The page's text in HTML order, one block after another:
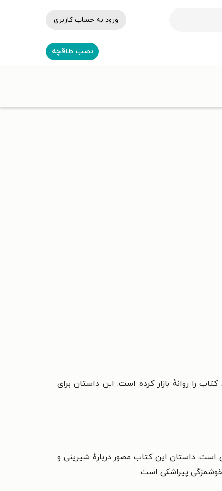
ورود به حساب کاربری
نصب طاقچه
کتاب را روانهٔ بازار کرده است. این داستان برای
است. داستان این کتاب مصور دربارهٔ شیرینی و
خوشمزگی پیراشکی است.